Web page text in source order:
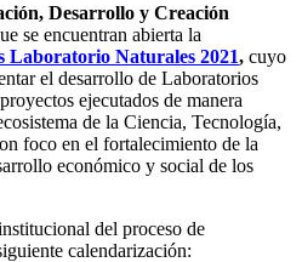
Desarrollo y Creación
se encuentran abierta la
Laboratorio Naturales 2021, cuyo
el desarrollo de Laboratorios
ejecutados de manera
de la Ciencia, Tecnología,
foco en el fortalecimiento de la
económico y social de los
del proceso de
calendarización: